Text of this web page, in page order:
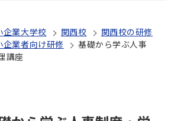
企業大学校 関西校
関西校の研修
企業者向け研修
基礎から学ぶ人事
講座